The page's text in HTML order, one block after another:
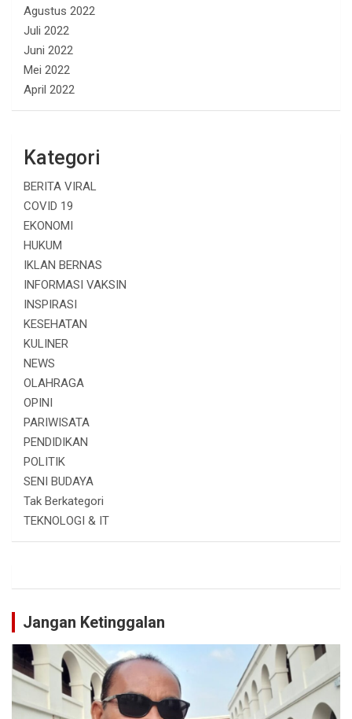
Agustus 2022
Juli 2022
Juni 2022
Mei 2022
April 2022
Kategori
BERITA VIRAL
COVID 19
EKONOMI
HUKUM
IKLAN BERNAS
INFORMASI VAKSIN
INSPIRASI
KESEHATAN
KULINER
NEWS
OLAHRAGA
OPINI
PARIWISATA
PENDIDIKAN
POLITIK
SENI BUDAYA
Tak Berkategori
TEKNOLOGI & IT
Jangan Ketinggalan